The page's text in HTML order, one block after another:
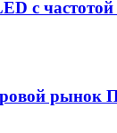
с
рынок